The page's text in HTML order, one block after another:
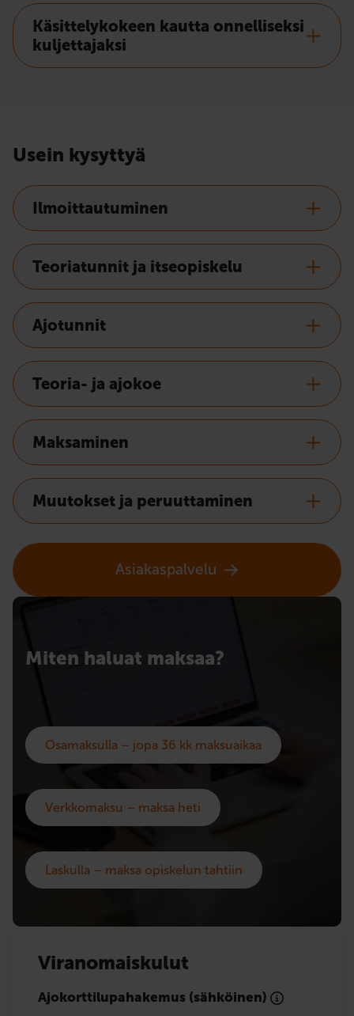
Käsittelykokeen kautta onnelliseksi
kuljettajaksi
Usein kysyttyä
Ilmoittautuminen
Teoriatunnit ja itseopiskelu
Ajotunnit
Teoria- ja ajokoe
Maksaminen
Muutokset ja peruuttaminen
Asiakaspalvelu
Miten haluat maksaa?
Osamaksulla – jopa 36 kk maksuaikaa
Verkkomaksu – maksa heti
Laskulla – maksa opiskelun tahtiin
Viranomaiskulut
Ajokorttilupahakemus (sähköinen)